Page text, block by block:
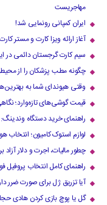
مهاجریست
ایران کمپانی رونمایی شد!
آغاز ارائه ویزا کارت و مستر کارت
سیم کارت گرجستان دائمی در
چگونه مطب پزشکان را از
وقتی هیوندای شما به بهترین‌ها
قیمت گوشی‌های تازه‌وارد؛
راهنمای خرید دستگاه
لوازم استوک کامیون؛ انتخاب
چطور مالیات، اجرت و دلار آزاد بر قیمت طلای
راهنمای کامل انتخاب
آیا تزریق ژل برای صورت ضرر
گل یا پوچ بازی کردن هادی